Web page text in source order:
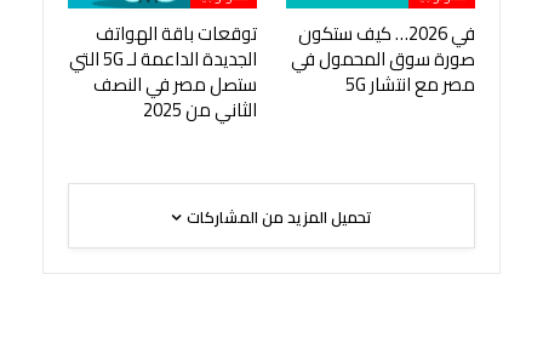
في 2026… كيف ستكون
صورة سوق المحمول في
مصر مع انتشار 5G
توقعات باقة الهواتف
الجديدة الداعمة لـ 5G التي
ستصل مصر في النصف
الثاني من 2025
تحميل المزيد من المشاركات